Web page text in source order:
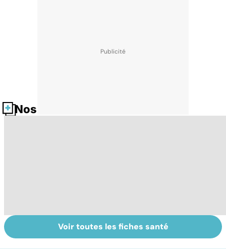
Nos fiches santé
La tuberculose
pulmonaire
Tout savoir sur
les infections
Voir toutes les fiches santé